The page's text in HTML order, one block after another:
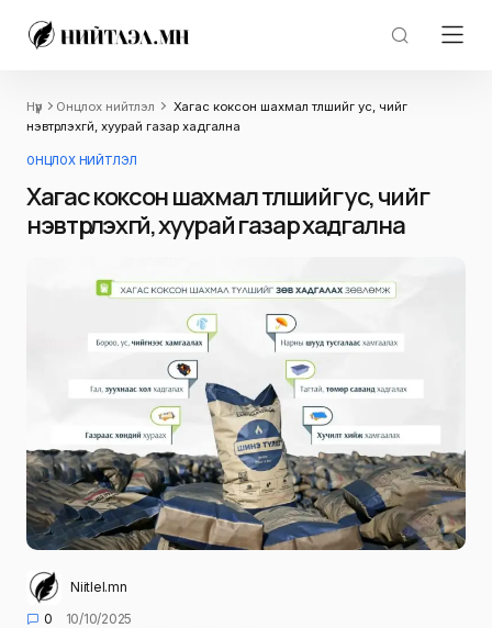
Нүүр Онцлох нийтлэл
Хагас коксон шахмал түлшийг ус, чийг
нэвтрүүлэхгүй, хуурай газар хадгална
ОНЦЛОХ НИЙТЛЭЛ
Хагас коксон шахмал түлшийг ус, чийг
нэвтрүүлэхгүй, хуурай газар хадгална
Niitlel.mn
0
10/10/2025